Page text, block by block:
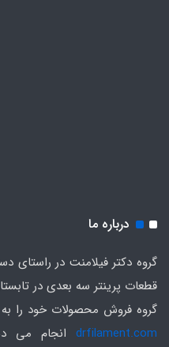
درباره ما
گروه دکتر فیلامنت در راستای
گروه فروش محصولات خود را
drfilament.com انجام می